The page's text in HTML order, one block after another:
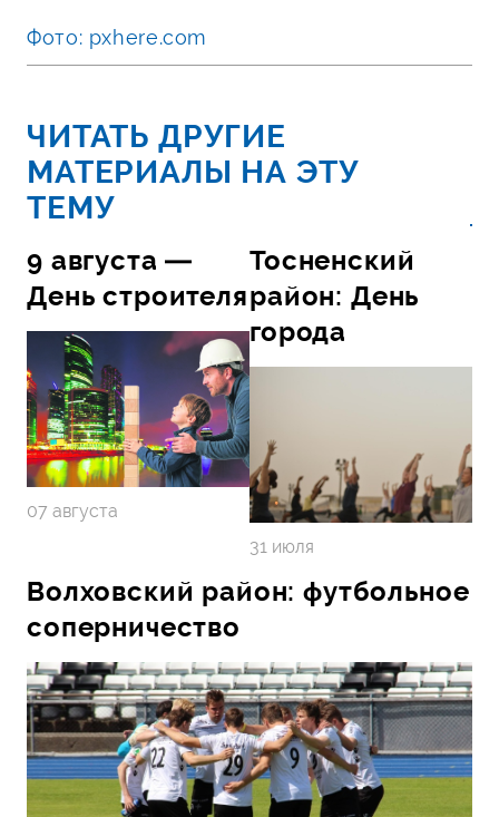
Фото: pxhere.com
ЧИТАТЬ ДРУГИЕ
МАТЕРИАЛЫ НА ЭТУ
ТЕМУ
9 августа —
День строителя
07 августа
Тосненский
район: День
города
31 июля
Волховский район: футбольное
соперничество